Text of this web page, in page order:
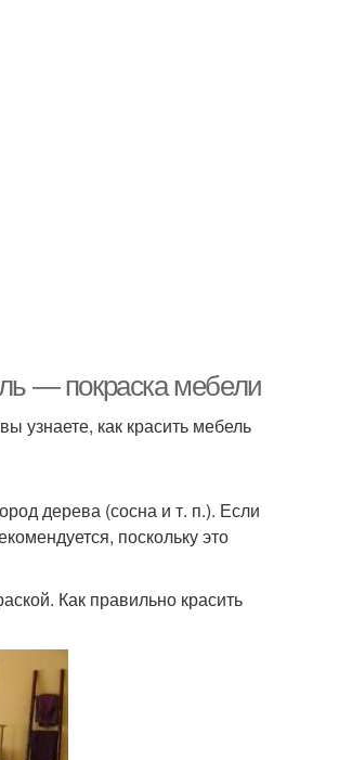
— покраска мебели
узнаете, как красить мебель
дерева (сосна и т. п.). Если
поскольку это
Как правильно красить